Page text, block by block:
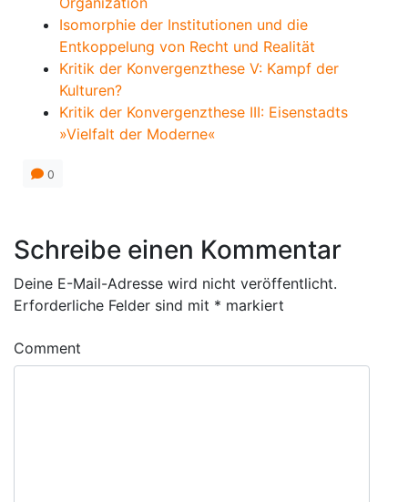
Isomorphie der Institutionen und die
Entkoppelung von Recht und Realität
Kritik der Konvergenzthese V: Kampf der
Kulturen?
Kritik der Konvergenzthese III: Eisenstadts
»Vielfalt der Moderne«
0
Schreibe einen Kommentar
Deine E-Mail-Adresse wird nicht veröffentlicht.
Erforderliche Felder sind mit * markiert
Comment